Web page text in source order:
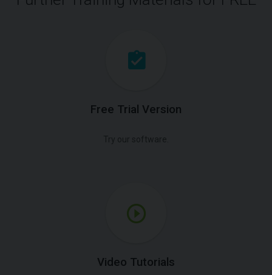
Free Trial Version
Video Tutorials